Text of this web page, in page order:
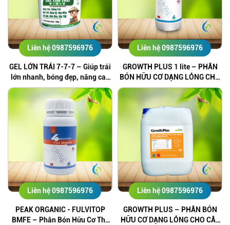
Liên hệ 0987596976
GEL LỚN TRÁI 7-7-7 – Giúp trái
lớn nhanh, bóng đẹp, nâng cao
chất lượng nông sản
Liên hệ 0987596976
GROWTH PLUS 1 lite – PHÂN
BÓN HỮU CƠ DẠNG LỎNG CHO
CÂY TĂNG TRƯỞNG TOÀN DIỆN
Liên hệ 0987596976
PEAK ORGANIC - FULVITOP
BMFE – Phân Bón Hữu Cơ Thế
Liên hệ 0987596976
GROWTH PLUS – PHÂN BÓN
HỮU CƠ DẠNG LỎNG CHO CÂY